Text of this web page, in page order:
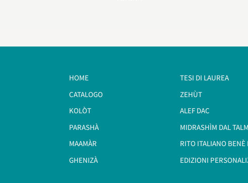
HOME
CATALOGO
KOLÒT
PARASHÀ
MAAMÀR
GHENIZÀ
TESI DI LAUREA
ZEHÙT
ALEF DAC
MIDRASHÌM DAL
RITO ITALIANO BENÈ
EDIZIONI